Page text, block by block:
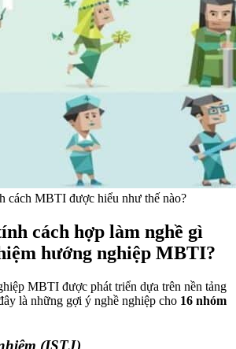
cách MBTI được hiểu như thế nào?
cách hợp làm nghề gì
hướng nghiệp MBTI?
MBTI được phát triển dựa trên nền tảng
là những gợi ý nghề nghiệp cho 16 nhóm
(ISTJ)